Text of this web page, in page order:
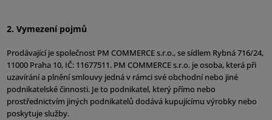
2. Vymezení pojmů
Prodávající je společnost PM COMMERCE s.r.o., se sídlem Rybná 716/24,
11000 Praha 10, IČ: 11677511. PM COMMERCE s.r.o. je osoba, která při
uzavírání a plnění smlouvy jedná v rámci své obchodní nebo jiné
podnikatelské činnosti. Je to podnikatel, který přímo nebo
prostřednictvím jiných podnikatelů dodává kupujícímu výrobky nebo
poskytuje služby.